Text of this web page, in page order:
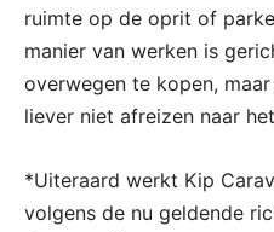
ruimte op de oprit of
manier van werken is
overwegen te kopen,
liever niet afreizen naar
*Uiteraard werkt Kip
volgens de nu geldende